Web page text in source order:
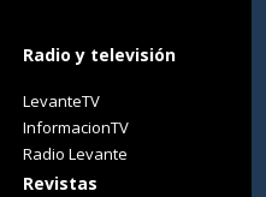
Radio y televisión
LevanteTV
InformacionTV
Radio Levante
Revistas